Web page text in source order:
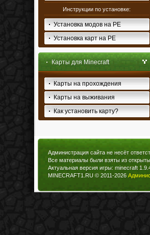
Инструкции по установке:
Установка модов на PE
Установка карт на PE
Карты для Minecraft
Карты на прохождения
Карты на выживания
Как установить карту?
Администрация сайта не несёт
Все материалы были взяты из
Актуальная версия игры: minecraft
MINECRAFT1.RU © 2011-2026